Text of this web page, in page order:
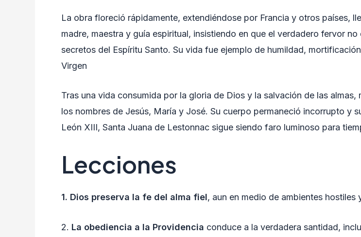
La obra floreció rápidamente, extendiéndose por Francia y otros países,
madre, maestra y guía espiritual, insistiendo en que el verdadero fervor
secretos del Espíritu Santo. Su vida fue ejemplo de humildad,
Virgen
Tras una vida consumida por la gloria de Dios y la salvación de las
los nombres de Jesús, María y José. Su cuerpo permaneció incorrupto y
León XIII, Santa Juana de Lestonnac sigue siendo faro luminoso para
Lecciones
1. Dios preserva la fe del alma fiel, aun en medio de ambientes hostiles
2. La obediencia a la Providencia conduce a la verdadera santidad,